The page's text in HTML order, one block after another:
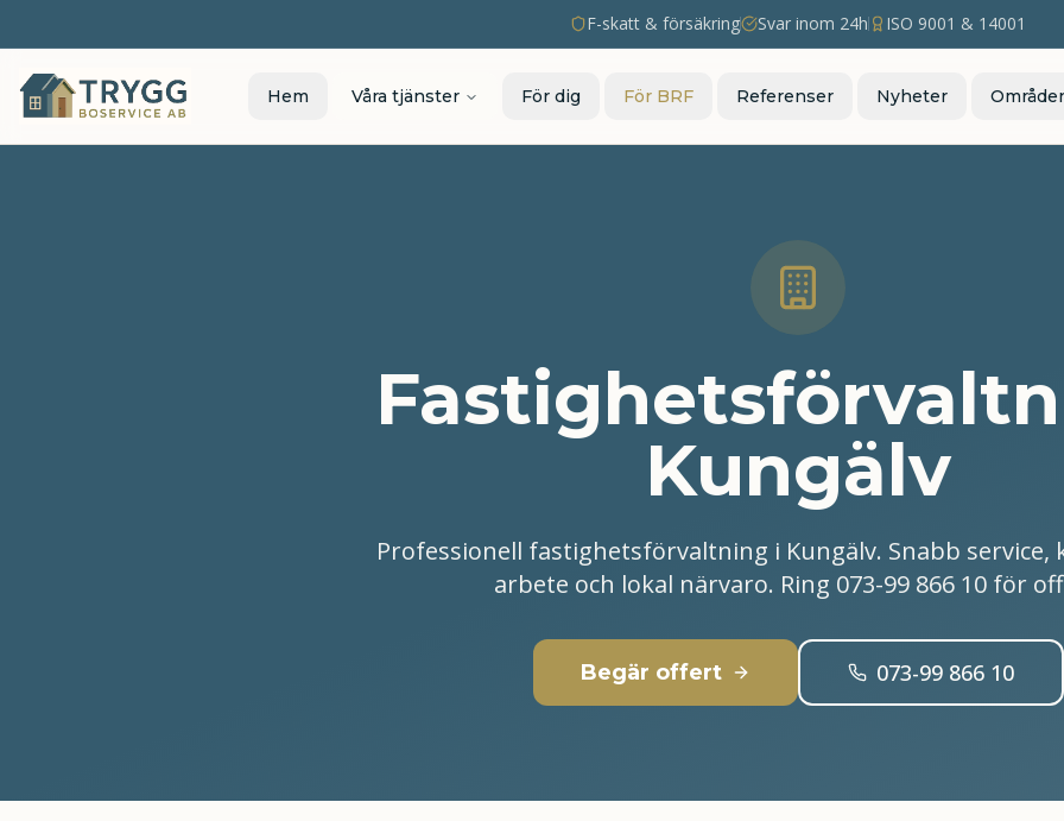
F-skatt & försäkring Svar inom 24h ISO 9001 & 14001
Hem Våra tjänster För dig För BRF Referenser Nyheter
Kungälv
Professionell fastighetsförvaltning i Kungälv. Snabb service,
arbete och lokal närvaro. Ring 073-99 866 10 för
Begär offert 073-99 866 10